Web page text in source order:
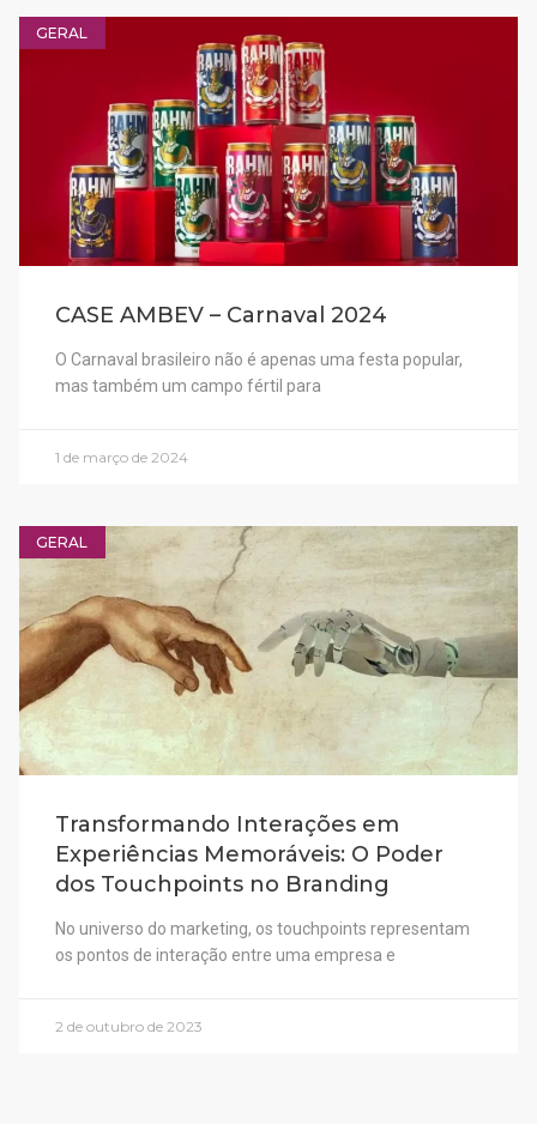
GERAL
CASE AMBEV – Carnaval 2024
O Carnaval brasileiro não é apenas uma festa popular,
mas também um campo fértil para
1 de março de 2024
GERAL
Transformando Interações em
Experiências Memoráveis: O Poder
dos Touchpoints no Branding
No universo do marketing, os touchpoints representam
os pontos de interação entre uma empresa e
2 de outubro de 2023